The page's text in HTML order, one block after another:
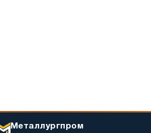
Металлургпром